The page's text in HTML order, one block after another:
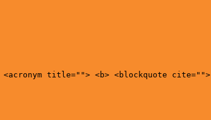
title=""> <b> <blockquote cite="">